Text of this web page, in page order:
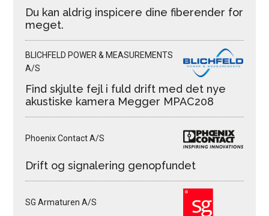
Du kan aldrig inspicere dine fiberender for
meget.
BLICHFELD POWER & MEASUREMENTS
A/S
Find skjulte fejl i fuld drift med det nye
akustiske kamera Megger MPAC208
Phoenix Contact A/S
Drift og signalering genopfundet
SG Armaturen A/S